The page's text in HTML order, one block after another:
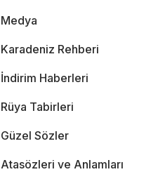
Medya
Karadeniz Rehberi
İndirim Haberleri
Rüya Tabirleri
Güzel Sözler
Atasözleri ve Anlamları